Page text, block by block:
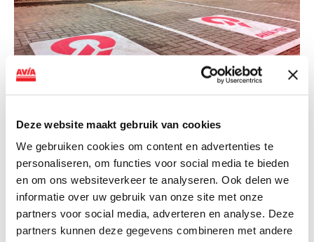
Deze website maakt gebruik van cookies
We gebruiken cookies om content en advertenties te
personaliseren, om functies voor social media te bieden
en om ons websiteverkeer te analyseren. Ook delen we
informatie over uw gebruik van onze site met onze
partners voor social media, adverteren en analyse. Deze
partners kunnen deze gegevens combineren met andere
landelijke uitrol van DC-
snellaadinfrastructuur
AVIA VOLT en Fletcher Hotels starten landelijke uitrol
van DC-snellaadinfrastructuur AVIA VOLT en...